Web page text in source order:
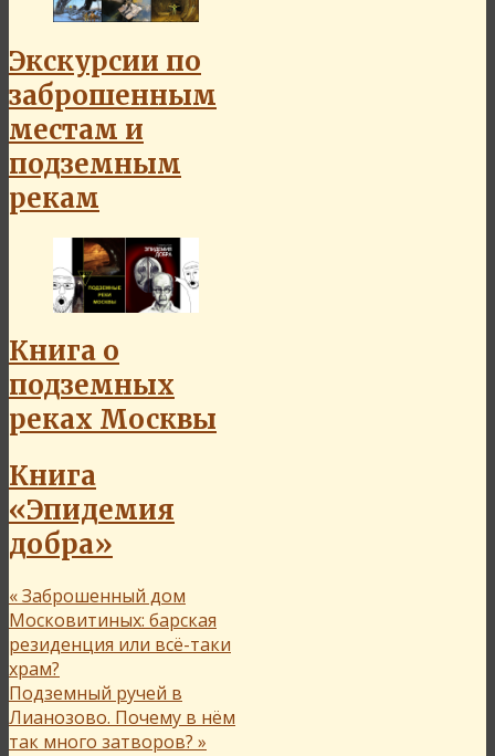
Экскурсии по
заброшенным
местам и
подземным
рекам
Книга о
подземных
реках Москвы
Книга
«Эпидемия
добра»
«Заброшенный дом
Московитиных: барская
резиденция или всё-таки
храм?
Подземный ручей в
Лианозово. Почему в нём
так много затворов? »